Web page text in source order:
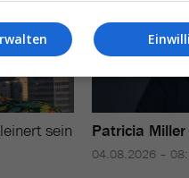
sein
Patricia Miller
04.08.2026 –